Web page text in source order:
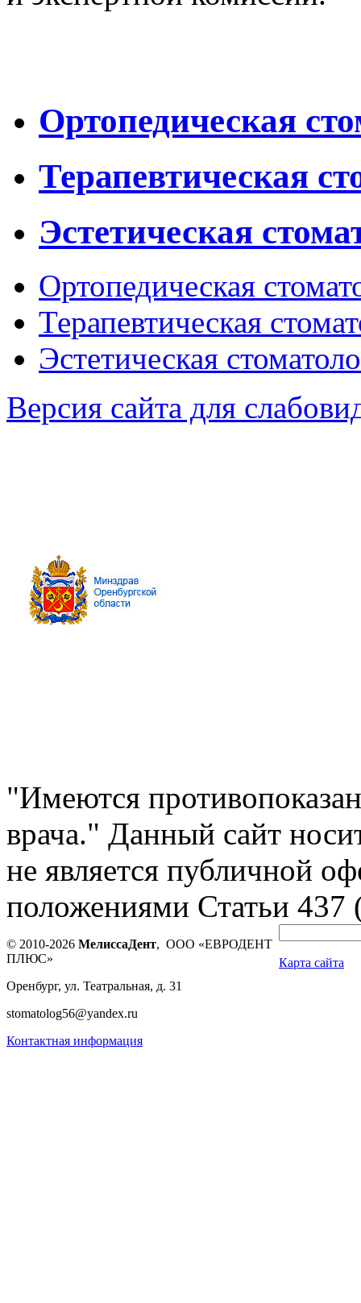
Ортопедическая
Терапевтическая
Эстетическая
Ортопедическая
Терапевтическая
Эстетическая
Версия сайта для
"Имеются
врача." Данный сайт
не является публичной
положениями Статьи
© 2010-2026 МелиссаДент, ООО «ЕВРОДЕНТ
ПЛЮС»
Оренбург, ул. Театральная, д. 31
stomatolog56@yandex.ru
Контактная информация
Карта сайта